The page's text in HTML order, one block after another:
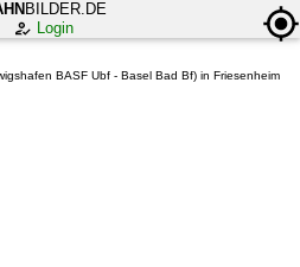
BILDER.DE
Login
BASF Ubf - Basel Bad Bf) in Friesenheim